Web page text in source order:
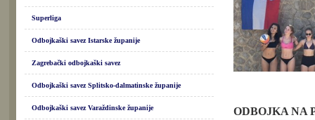
Superliga
Odbojkaški savez Istarske županije
Zagrebački odbojkaški savez
Odbojkaški savez Splitsko-dalmatinske županije
Odbojkaški savez Varaždinske županije ODBOJKA NA